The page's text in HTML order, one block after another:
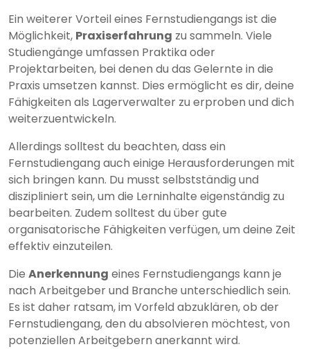
Ein weiterer Vorteil eines Fernstudiengangs ist die
Möglichkeit, Praxiserfahrung zu sammeln. Viele
Studiengänge umfassen Praktika oder
Projektarbeiten, bei denen du das Gelernte in die
Praxis umsetzen kannst. Dies ermöglicht es dir, deine
Fähigkeiten als Lagerverwalter zu erproben und dich
weiterzuentwickeln.
Allerdings solltest du beachten, dass ein
Fernstudiengang auch einige Herausforderungen mit
sich bringen kann. Du musst selbstständig und
diszipliniert sein, um die Lerninhalte eigenständig zu
bearbeiten. Zudem solltest du über gute
organisatorische Fähigkeiten verfügen, um deine Zeit
effektiv einzuteilen.
Die Anerkennung eines Fernstudiengangs kann je
nach Arbeitgeber und Branche unterschiedlich sein.
Es ist daher ratsam, im Vorfeld abzuklären, ob der
Fernstudiengang, den du absolvieren möchtest, von
potenziellen Arbeitgebern anerkannt wird.